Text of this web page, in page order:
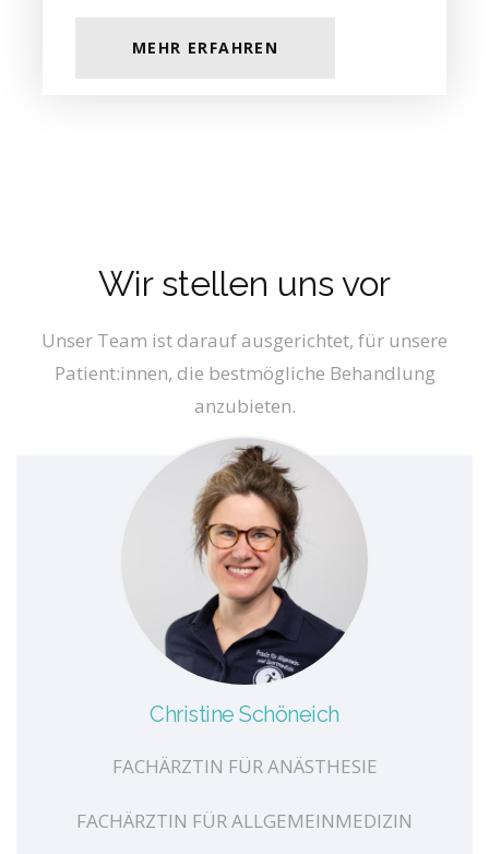
MEHR ERFAHREN
Wir stellen uns vor
Unser Team ist darauf ausgerichtet, für unsere
Patient:innen, die bestmögliche Behandlung
anzubieten.
Christine Schöneich
FACHÄRZTIN FÜR ANÄSTHESIE
FACHÄRZTIN FÜR ALLGEMEINMEDIZIN